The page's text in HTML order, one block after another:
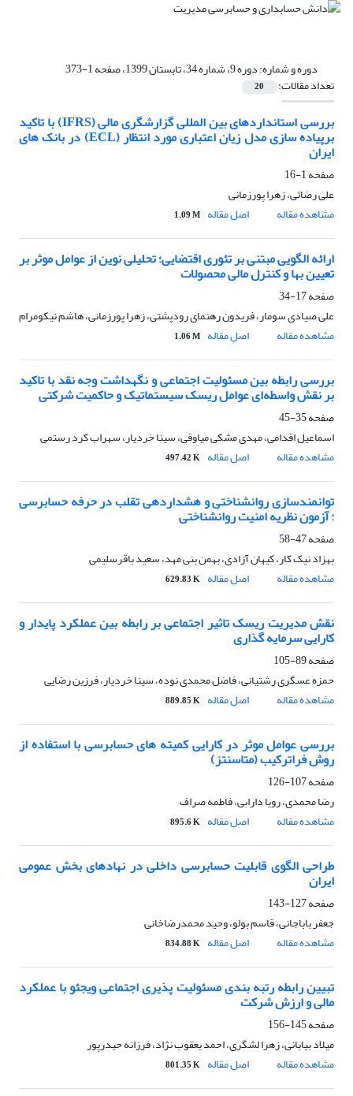
دوره و شماره:دوره 9، شماره 34، تابستان 1399، صفحه 1-373
تعداد مقالات: 20
بررسی استانداردهای بین المللی گزارشگری مالی (IFRS) با تاکید
برپیاده سازی مدل زیان اعتباری مورد انتظار (ECL) در بانک های
ایران
صفحه1-16
علی رضائی، زهرا پورزمانی
مشاهده مقاله
اصل مقاله 1.09 M
ارائه الگویی مبتنی بر تئوری اقتضایی؛ تحلیلی نوین از عوامل موثر بر
تعیین بها و کنترل مالی محصولات
صفحه17-34
علی صیادی سومار، فریدون رهنمای رودپشتی، زهرا پورزمانی، هاشم نیکومرام
مشاهده مقاله
اصل مقاله 1.06 M
بررسی رابطه بین مسئولیت اجتماعی و نگه‎داشت وجه نقد با تاکید
بر نقش واسطه‌ای عوامل ریسک سیستماتیک و حاکمیت شرکتی
صفحه35-45
اسماعیل اقدامی، مهدی مشکی میاوقی، سینا خردیار، سهراب کرد رستمی
مشاهده مقاله
اصل مقاله 497.42 K
توانمندسازی روانشناختی و هشداردهی تقلب در حرفه حسابرسی
: آزمون نظریه امنیت روانشناختی
صفحه47-58
بهزاد نیک کار، کیهان آزادی، بهمن بنی مهد، سعید باقرسلیمی
مشاهده مقاله
اصل مقاله 629.83 K
نقش مدیریت ریسک تاثیر اجتماعی بر رابطه بین عملکرد پایدار و
کارایی سرمایه گذاری
صفحه89-105
حمزه عسگری رشتیانی، فاضل محمدی نوده، سینا خردیار، فرزین رضایی
مشاهده مقاله
اصل مقاله 889.85 K
بررسی عوامل موثر در کارایی کمیته های حسابرسی با استفاده از
روش فراترکیب (متاسنتز)
صفحه107-126
رضا محمدی، رویا دارابی، فاطمه صراف
مشاهده مقاله
اصل مقاله 895.6 K
طراحی الگوی قابلیت حسابرسی داخلی در نهادهای بخش عمومی
ایران
صفحه127-143
جعفر باباجانی، قاسم بولو، وحید محمدرضاخانی
مشاهده مقاله
اصل مقاله 834.88 K
تبیین رابطه رتبه بندی مسئولیت پذیری اجتماعی ویجئو با عملکرد
مالی و ارزش شرکت
صفحه145-156
میلاد بیابانی، زهرا لشگری، احمد یعقوب نژاد، فرزانه حیدرپور
مشاهده مقاله
اصل مقاله 801.35 K